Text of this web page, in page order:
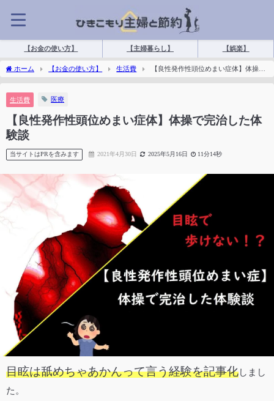
【お金の使い方】 【主婦暮らし】 【娯楽】
ホーム 【お金の使い方】 生活費
【良性発作性頭位めまい症体】体操で
生活費 医療
【良性発作性頭位めまい症体】体操で完治した体
験談
当サイトはPRを含みます 2021年4月30日 2025年5月16日 11分14秒
目眩は舐めちゃあかんって言う経験を記事化しまし
た。